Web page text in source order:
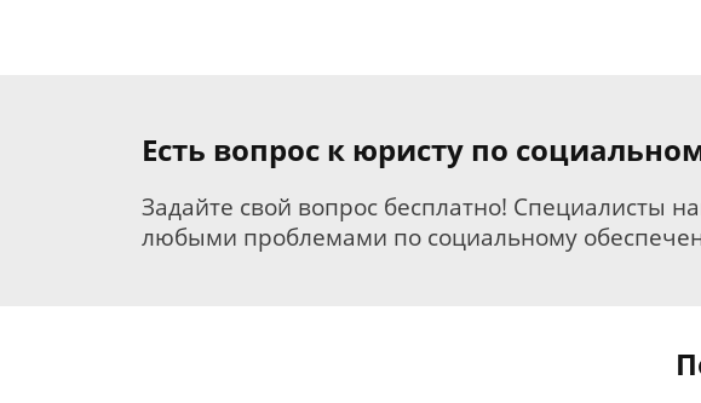
Есть вопрос к юристу по
Задайте свой вопрос бесплатно! Специалисты
любыми проблемами по социальному